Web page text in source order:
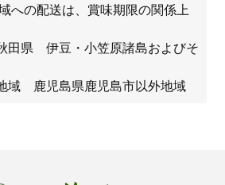
への配送は、賞味期限の関係上
県 伊豆・小笠原諸島およびそ
域 鹿児島県鹿児島市以外地域